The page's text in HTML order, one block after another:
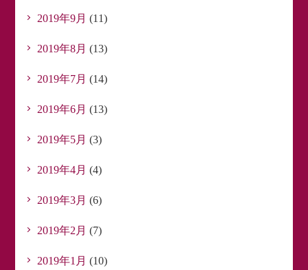
2019年9月 (11)
2019年8月 (13)
2019年7月 (14)
2019年6月 (13)
2019年5月 (3)
2019年4月 (4)
2019年3月 (6)
2019年2月 (7)
2019年1月 (10)